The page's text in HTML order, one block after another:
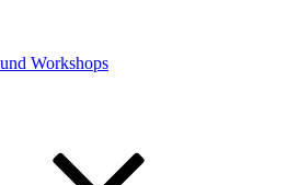
Workshops